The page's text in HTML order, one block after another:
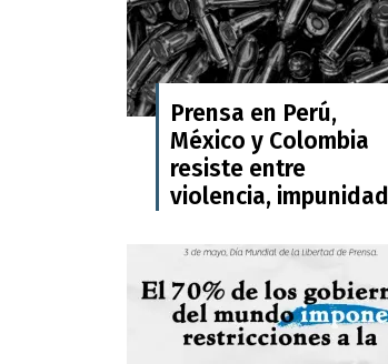
Prensa en Perú,
México y Colombia
resiste entre
violencia, impunidad
crimen organizado:
reunión SIP